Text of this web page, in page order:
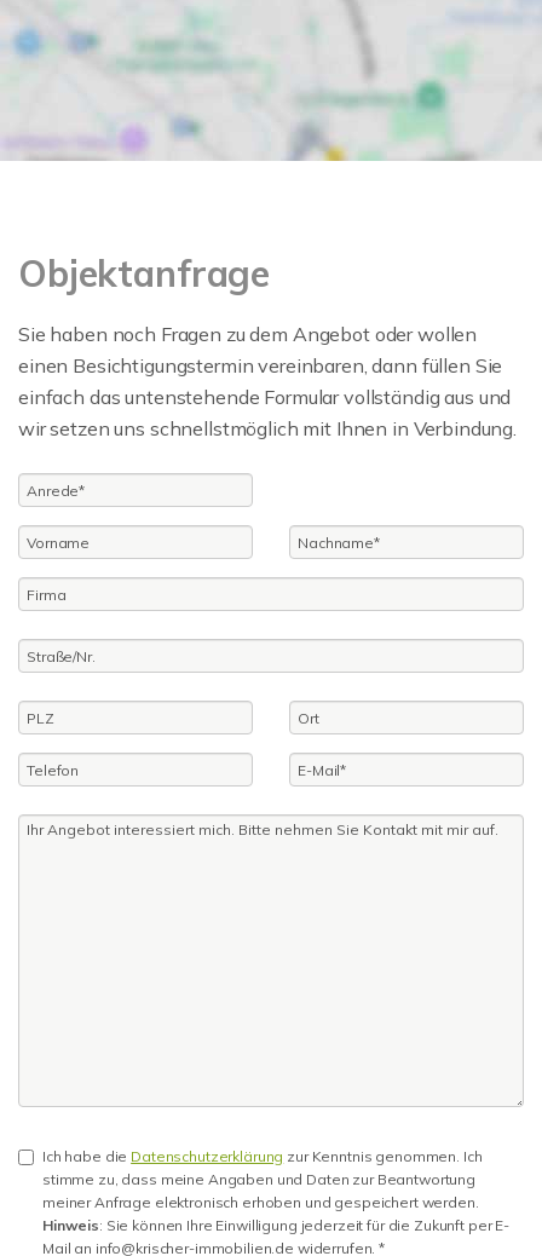
Objektanfrage
Sie haben noch Fragen zu dem Angebot oder wollen
einen Besichtigungstermin vereinbaren, dann füllen Sie
einfach das untenstehende Formular vollständig aus und
wir setzen uns schnellstmöglich mit Ihnen in Verbindung.
Ich habe die Datenschutzerklärung zur Kenntnis genommen. Ich
stimme zu, dass meine Angaben und Daten zur Beantwortung
meiner Anfrage elektronisch erhoben und gespeichert werden.
Hinweis: Sie können Ihre Einwilligung jederzeit für die Zukunft per E-
Mail an info@krischer-immobilien.de widerrufen. *